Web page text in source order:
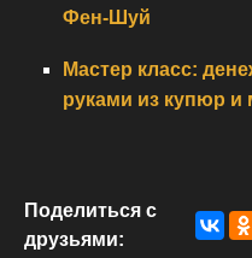
Фен-Шуй
Мастер класс:
руками из купюр и
Поделиться с
друзьями: